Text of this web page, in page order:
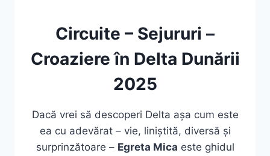
Circuite – Sejururi –
Croaziere în Delta Dunării
2025
Dacă vrei să descoperi Delta așa cum este
ea cu adevărat – vie, liniștită, diversă și
surprinzătoare – Egreta Mica este ghidul